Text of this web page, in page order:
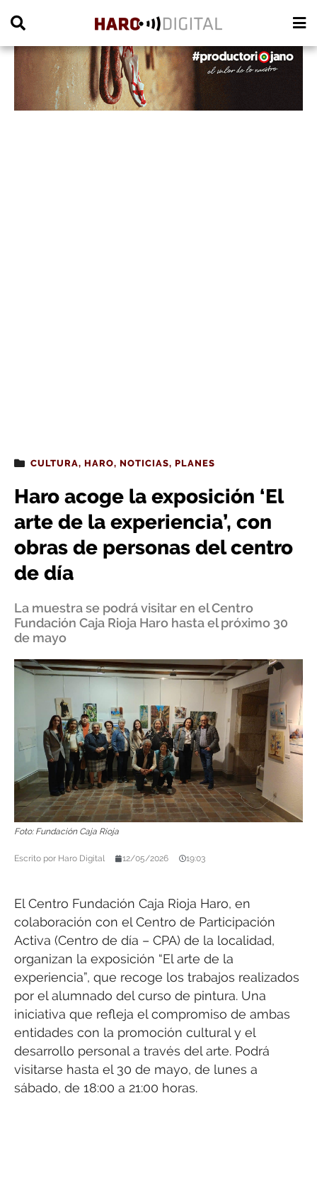
CULTURA, HARO, NOTICIAS, PLANES
Haro acoge la exposición ‘El
arte de la experiencia’, con
obras de personas del centro
de día
La muestra se podrá visitar en el Centro
Fundación Caja Rioja Haro hasta el próximo 30
de mayo
Foto: Fundación Caja Rioja
Escrito por Haro Digital 12/05/2026 19:03
El Centro Fundación Caja Rioja Haro, en
colaboración con el Centro de Participación
Activa (Centro de día – CPA) de la localidad,
organizan la exposición “El arte de la
experiencia”, que recoge los trabajos realizados
por el alumnado del curso de pintura. Una
iniciativa que refleja el compromiso de ambas
entidades con la promoción cultural y el
desarrollo personal a través del arte. Podrá
visitarse hasta el 30 de mayo, de lunes a
sábado, de 18:00 a 21:00 horas.